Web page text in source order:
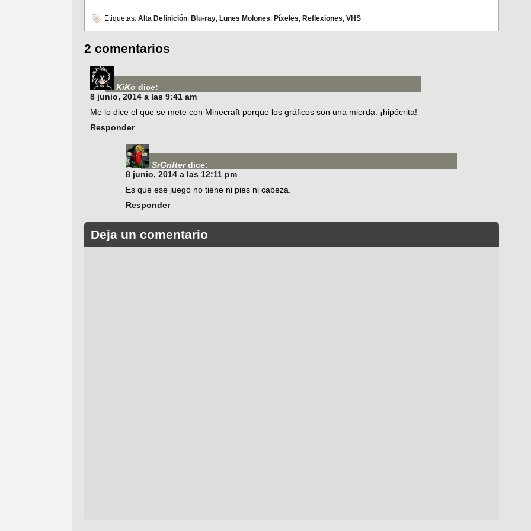
Etiquetas: Alta Definición, Blu-ray, Lunes Molones, Píxeles, Reflexiones, VHS
2 comentarios
KiKo dice:
8 junio, 2014 a las 9:41 am
Me lo dice el que se mete con Minecraft porque los gráficos son una mierda. ¡hipócrita!
Responder
SrGrifter dice:
8 junio, 2014 a las 12:11 pm
Es que ese juego no tiene ni pies ni cabeza.
Responder
Deja un comentario